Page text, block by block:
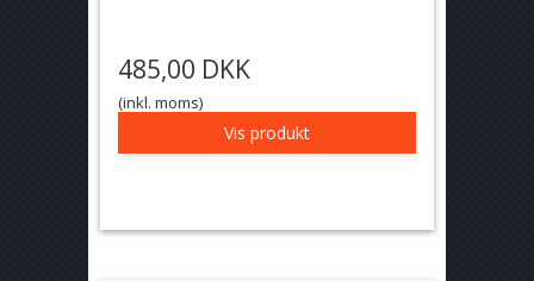
485,00 DKK
(inkl. moms)
Vis produkt